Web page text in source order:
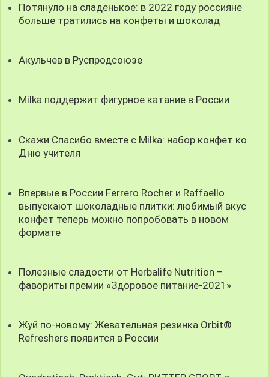
Потянуло на сладенькое: в 2022 году россияне
больше тратились на конфеты и шоколад
Акульчев в Руспродсоюзе
Milka поддержит фигурное катание в России
Скажи Спасибо вместе с Milka: набор конфет ко
Дню учителя
Впервые в России Ferrero Rocher и Raffaello
выпускают шоколадные плитки: любимый вкус
конфет теперь можно попробовать в новом
формате
Полезные сладости от Herbalife Nutrition –
фавориты премии «Здоровое питание-2021»
Жуй по-новому: Жевательная резинка Orbit®
Refreshers появится в России